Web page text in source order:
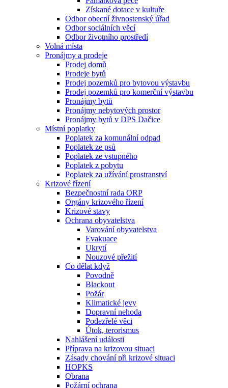
Získané dotace v kultuře
Odbor obecní živnostenský úřad
Odbor sociálních věcí
Odbor životního prostředí
Volná místa
Pronájmy a prodeje
Prodej domů
Prodeje bytů
Prodej pozemků pro bytovou výstavbu
Prodej pozemků pro komerční výstavbu
Pronájmy bytů
Pronájmy nebytových prostor
Pronájmy bytů v DPS Dačice
Místní poplatky
Poplatek za komunální odpad
Poplatek ze psů
Poplatek ze vstupného
Poplatek z pobytu
Poplatek za užívání prostranství
Krizové řízení
Bezpečnostní rada ORP
Orgány krizového řízení
Krizové stavy
Ochrana obyvatelstva
Varování obyvatelstva
Evakuace
Ukrytí
Nouzové přežití
Co dělat když
Povodně
Blackout
Požár
Klimatické jevy
Dopravní nehoda
Podezřelé věci
Útok, terorismus
Nahlášení události
Příprava na krizovou situaci
Zásady chování při krizové situaci
HOPKS
Obrana
Požární ochrana